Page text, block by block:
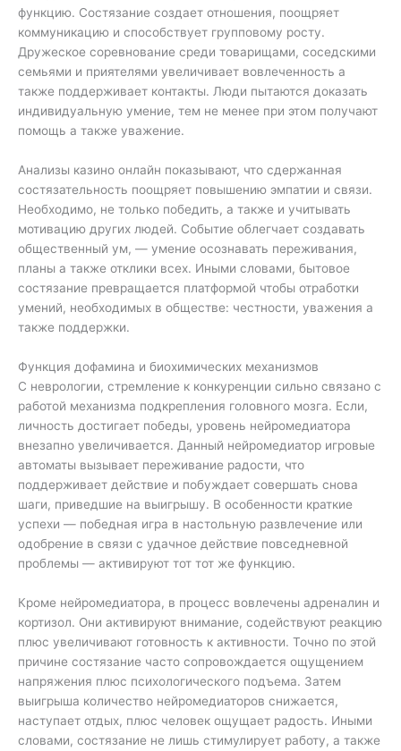
функцию. Состязание создает отношения, поощряет
коммуникацию и способствует групповому росту.
Дружеское соревнование среди товарищами, соседскими
семьями и приятелями увеличивает вовлеченность а
также поддерживает контакты. Люди пытаются доказать
индивидуальную умение, тем не менее при этом получают
помощь а также уважение.
Анализы казино онлайн показывают, что сдержанная
состязательность поощряет повышению эмпатии и связи.
Необходимо, не только победить, а также и учитывать
мотивацию других людей. Событие облегчает создавать
общественный ум, — умение осознавать переживания,
планы а также отклики всех. Иными словами, бытовое
состязание превращается платформой чтобы отработки
умений, необходимых в обществе: честности, уважения а
также поддержки.
Функция дофамина и биохимических механизмов
С неврологии, стремление к конкуренции сильно связано с
работой механизма подкрепления головного мозга. Если,
личность достигает победы, уровень нейромедиатора
внезапно увеличивается. Данный нейромедиатор игровые
автоматы вызывает переживание радости, что
поддерживает действие и побуждает совершать снова
шаги, приведшие на выигрышу. В особенности краткие
успехи — победная игра в настольную развлечение или
одобрение в связи с удачное действие повседневной
проблемы — активируют тот тот же функцию.
Кроме нейромедиатора, в процесс вовлечены адреналин и
кортизол. Они активируют внимание, содействуют реакцию
плюс увеличивают готовность к активности. Точно по этой
причине состязание часто сопровождается ощущением
напряжения плюс психологического подъема. Затем
выигрыша количество нейромедиаторов снижается,
наступает отдых, плюс человек ощущает радость. Иными
словами, состязание не лишь стимулирует работу, а также